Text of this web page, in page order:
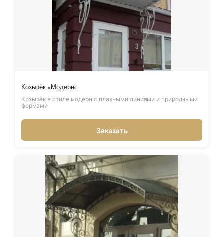
Козырёк «Модерн»
Козырёк в стиле модерн с плавными линиями и природными
формами
Заказать